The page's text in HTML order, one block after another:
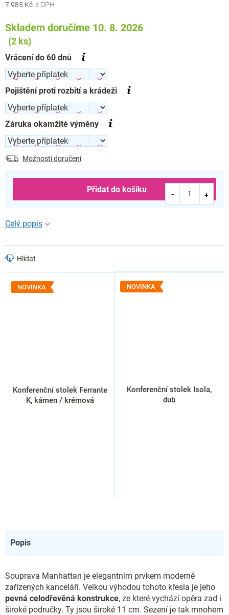
7 985 Kč
Skladem doručíme 10. 8. 2026
(2 ks)
Vrácení do 60 dnů
Pojištění proti rozbití a krádeži
Záruka okamžité výměny
Možnosti doručení
Přidat do košíku
Hlídat
NOVINKA
Konferenční stolek Ferrante
K, kámen / krémová
NOVINKA
Konferenční stolek Isola,
dub
Popis
Souprava Manhattan je elegantním prvkem moderně
zařízených kanceláří. Velkou výhodou tohoto křesla je jeho
pevná celodřevěná konstrukce, ze které vychází opěra zad i
široké područky. Ty jsou široké 11 cm. Sezení je tak mnohem